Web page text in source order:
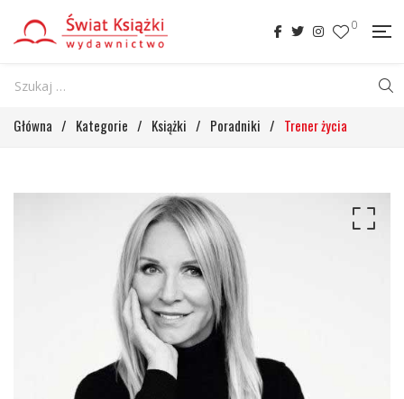
0
Główna / Kategorie / Książki / Poradniki / Trener życia